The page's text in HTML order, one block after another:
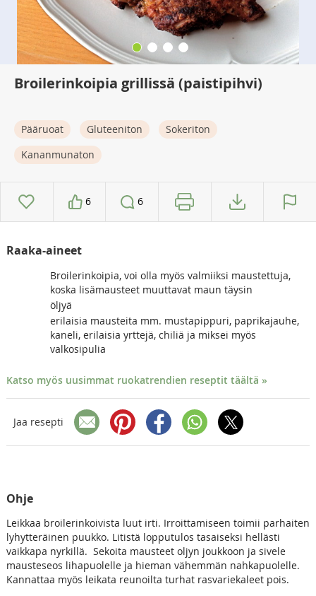
Broilerinkoipia grillissä (paistipihvi)
Pääruoat Gluteeniton
Sokeriton
Kananmunaton
6 6
Raaka-aineet
Broilerinkoipia, voi olla myös valmiiksi maustettuja,
koska lisämausteet muuttavat maun täysin
öljyä
erilaisia mausteita mm. mustapippuri, paprikajauhe,
kaneli, erilaisia yrttejä, chiliä ja miksei myös
valkosipulia
Katso myös uusimmat ruokatrendien reseptit täältä »
Jaa resepti
Ohje
Leikkaa broilerinkoivista luut irti. Irroittamiseen toimii parhaiten
lyhytteräinen puukko. Litistä lopputulos tasaiseksi hellästi
vaikkapa nyrkillä. Sekoita mausteet oljyn joukkoon ja sivele
mausteseos lihapuolelle ja hieman vähemmän nahkapuolelle.
Kannattaa myös leikata reunoilta turhat rasvariekaleet pois.